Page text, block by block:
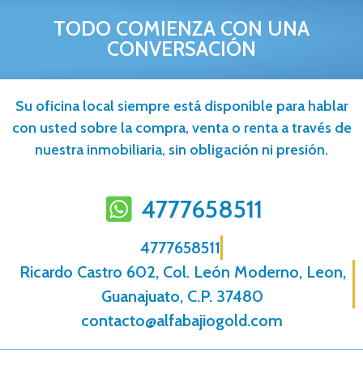
TODO COMIENZA CON UNA
CONVERSACIÓN
Su oficina local siempre está disponible para hablar
con usted sobre la compra, venta o renta a través de
nuestra inmobiliaria, sin obligación ni presión.
4777658511
4777658511
Ricardo Castro 602, Col. León Moderno, Leon,
Guanajuato, C.P. 37480
contacto@alfabajiogold.com